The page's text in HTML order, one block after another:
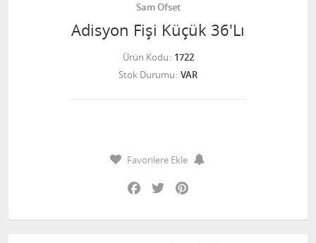
Sam Ofset
Adisyon Fişi Küçük 36'Lı
Ürün Kodu 1722
Stok Durumu VAR
Favorilere Ekle
Facebook
Twitter